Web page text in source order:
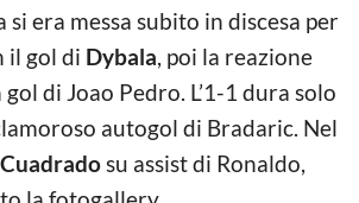
si era messa subito in discesa per
il gol di Dybala, poi la reazione
di Joao Pedro. L’1-1 dura solo
autogol di Bradaric. Nel
Cuadradosu assist di Ronaldo,